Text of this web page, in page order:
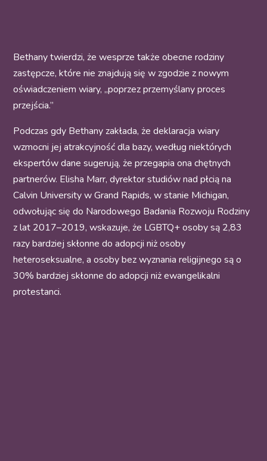
Bethany twierdzi, że wesprze także obecne rodziny
zastępcze, które nie znajdują się w zgodzie z nowym
oświadczeniem wiary, „poprzez przemyślany proces
przejścia.”
Podczas gdy Bethany zakłada, że deklaracja wiary
wzmocni jej atrakcyjność dla bazy, według niektórych
ekspertów dane sugerują, że przegapia ona chętnych
partnerów. Elisha Marr, dyrektor studiów nad płcią na
Calvin University w Grand Rapids, w stanie Michigan,
odwołując się do Narodowego Badania Rozwoju Rodziny
z lat 2017–2019, wskazuje, że LGBTQ+ osoby są 2,83
razy bardziej skłonne do adopcji niż osoby
heteroseksualne, a osoby bez wyznania religijnego są o
30% bardziej skłonne do adopcji niż ewangelikalni
protestanci.